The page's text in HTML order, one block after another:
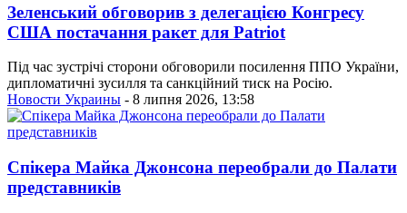
Зеленський обговорив з делегацією Конгресу
США постачання ракет для Patriot
Під час зустрічі сторони обговорили посилення ППО України,
дипломатичні зусилля та санкційний тиск на Росію.
Новости Украины - 8 липня 2026, 13:58
Спікера Майка Джонсона переобрали до Палати
представників